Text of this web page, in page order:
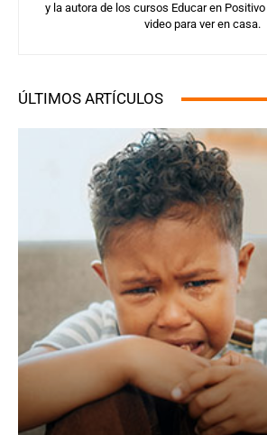
y la autora de los cursos Educar en
video para ver en casa.
ÚLTIMOS ARTÍCULOS